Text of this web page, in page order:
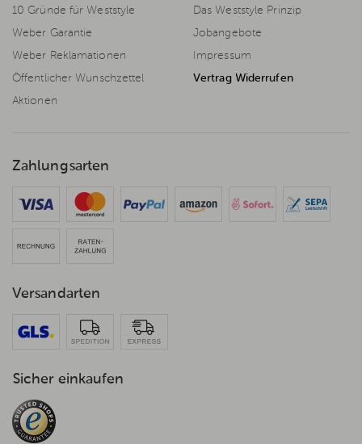
10 Gründe für Weststyle
Weber Garantie
Weber Reklamationen
Öffentlicher Wunschzettel
Aktionen
Das Weststyle Prinzip
Jobangebote
Impressum
Vertrag Widerrufen
Zahlungsarten
Versandarten
Sicher einkaufen